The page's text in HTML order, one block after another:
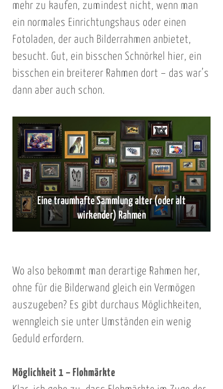
mehr zu kaufen, zumindest nicht, wenn man
ein normales Einrichtungshaus oder einen
Fotoladen, der auch Bilderrahmen anbietet,
besucht. Gut, ein bisschen Schnörkel hier, ein
bisschen ein breiterer Rahmen dort – das war’s
dann aber auch schon.
Eine traumhafte Sammlung alter (oder alt
wirkender) Rahmen
Wo also bekommt man derartige Rahmen her,
ohne für die Bilderwand gleich ein Vermögen
auszugeben? Es gibt durchaus Möglichkeiten,
wenngleich sie unter Umständen ein wenig
Geduld erfordern.
Möglichkeit 1 – Flohmärkte